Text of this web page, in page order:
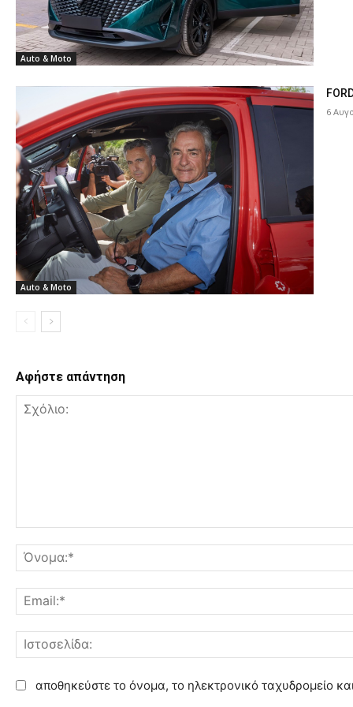
Auto & Moto
Auto & Moto
6
Αφήστε απάντηση
ι
:
αποθηκεύστε το όνομα, το ηλεκτρονικό ταχυδρομείο